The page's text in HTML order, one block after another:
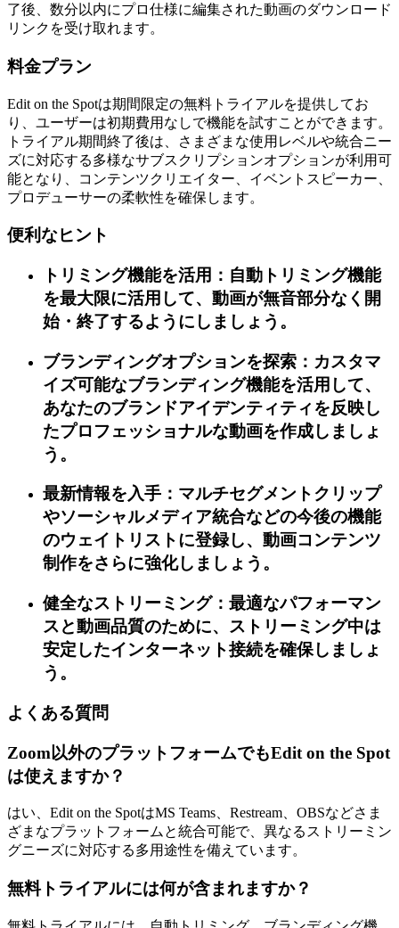
了後、数分以内にプロ仕様に編集された動画のダウンロード
リンクを受け取れます。
料金プラン
Edit on the Spotは期間限定の無料トライアルを提供してお
り、ユーザーは初期費用なしで機能を試すことができます。
トライアル期間終了後は、さまざまな使用レベルや統合ニー
ズに対応する多様なサブスクリプションオプションが利用可
能となり、コンテンツクリエイター、イベントスピーカー、
プロデューサーの柔軟性を確保します。
便利なヒント
トリミング機能を活用：自動トリミング機能
を最大限に活用して、動画が無音部分なく開
始・終了するようにしましょう。
ブランディングオプションを探索：カスタマ
イズ可能なブランディング機能を活用して、
あなたのブランドアイデンティティを反映し
たプロフェッショナルな動画を作成しましょ
う。
最新情報を入手：マルチセグメントクリップ
やソーシャルメディア統合などの今後の機能
のウェイトリストに登録し、動画コンテンツ
制作をさらに強化しましょう。
健全なストリーミング：最適なパフォーマン
スと動画品質のために、ストリーミング中は
安定したインターネット接続を確保しましょ
う。
よくある質問
Zoom以外のプラットフォームでもEdit on the Spot
は使えますか？
はい、Edit on the SpotはMS Teams、Restream、OBSなどさま
ざまなプラットフォームと統合可能で、異なるストリーミン
グニーズに対応する多用途性を備えています。
無料トライアルには何が含まれますか？